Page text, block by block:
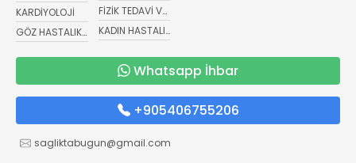
KARDİYOLOJİ
GÖZ HASTALIKLARI
FİZİK TEDAVİ VE REHABİLİTASYON
KADIN HASTALIKLARI VE DOĞUM
Whatsapp İhbar
+905406755206
sagliktabugun@gmail.com